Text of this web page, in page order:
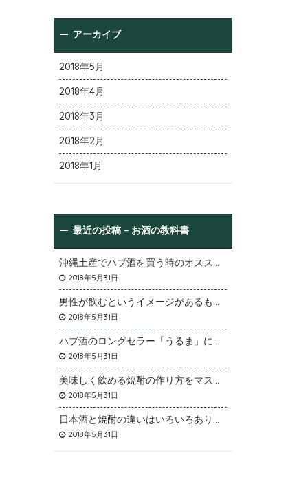
アーカイブ
2018年5月
2018年4月
2018年3月
2018年2月
2018年1月
最近の投稿 – お酒の教科書
沖縄土産でハブ酒を買う時のオススメは
2018年5月31日
男性が飲むというイメージがあるものの女性にも効果が期待できます
2018年5月31日
ハブ酒のロングセラー「うるま」について
2018年5月31日
美味しく飲める焼酎の作り方をマスターしよう
2018年5月31日
日本酒と焼酎の違いはいろいろありますが
2018年5月31日